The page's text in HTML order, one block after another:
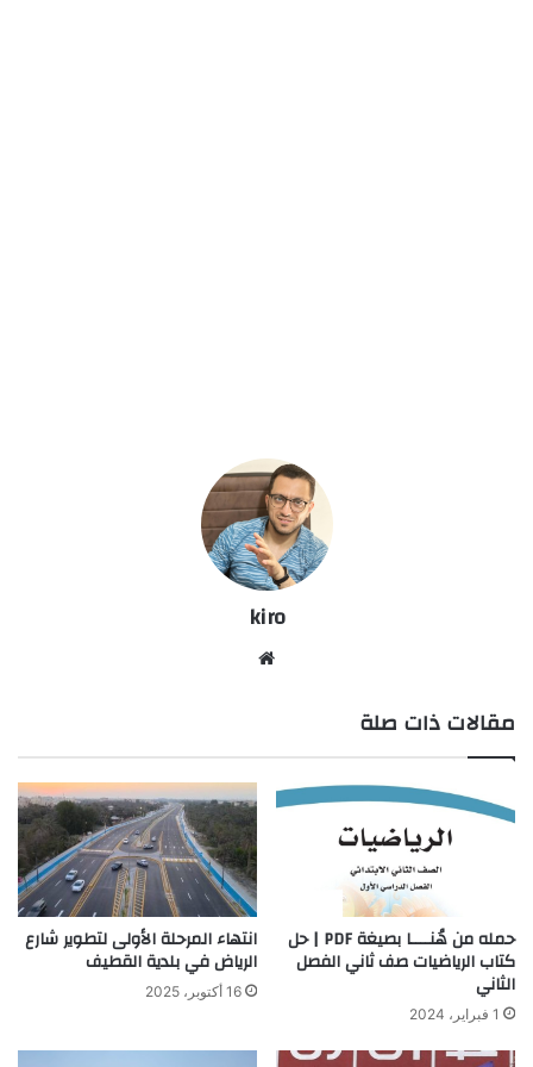
kiro
مقالات ذات صلة
حمله من هُنــــا بصيغة PDF | حل
كتاب الرياضيات صف ثاني الفصل
الثاني
1 فبراير، 2024
انتهاء المرحلة الأولى لتطوير شارع
الرياض في بلدية القطيف
16 أكتوبر، 2025